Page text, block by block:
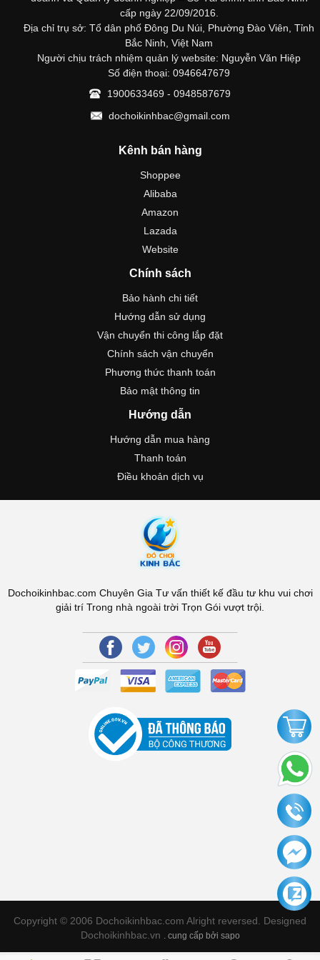
cấp ngày 22/09/2016.
Địa chỉ trụ sở: Tổ dân phố Đông Du Núi, Phường Đào Viên, Tỉnh
Bắc Ninh, Việt Nam
Người chịu trách nhiệm quản lý website: Nguyễn Văn Hiệp
Số điện thoại: 0946647679
1900633469 - 0948587679
dochoikinhbac@gmail.com
Kênh bán hàng
Shoppee
Alibaba
Amazon
Lazada
Website
Chính sách
Bảo hành chi tiết
Hướng dẫn sử dụng
Vận chuyển thi công lắp đặt
Chính sách vận chuyển
Phương thức thanh toán
Bảo mật thông tin
Hướng dẫn
Hướng dẫn mua hàng
Thanh toán
Điều khoản dịch vụ
Dochoikinhbac.com Chuyên Gia Tư vấn thiết kế đầu tư khu vui chơi
giải trí Trong nhà ngoài trời Trọn Gói vượt trội.
Copyright © 2006 Dochoikinhbac.com Alright reversed. Designed
Dochoikinhbac.vn . cung cấp bởi sapo